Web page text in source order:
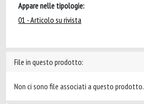
Appare nelle tipologie:
01 - Articolo su rivista
File in questo prodotto:
Non ci sono file associati a questo prodotto.